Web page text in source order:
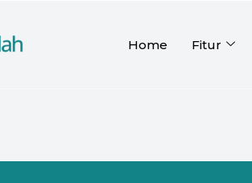
Home Fitur